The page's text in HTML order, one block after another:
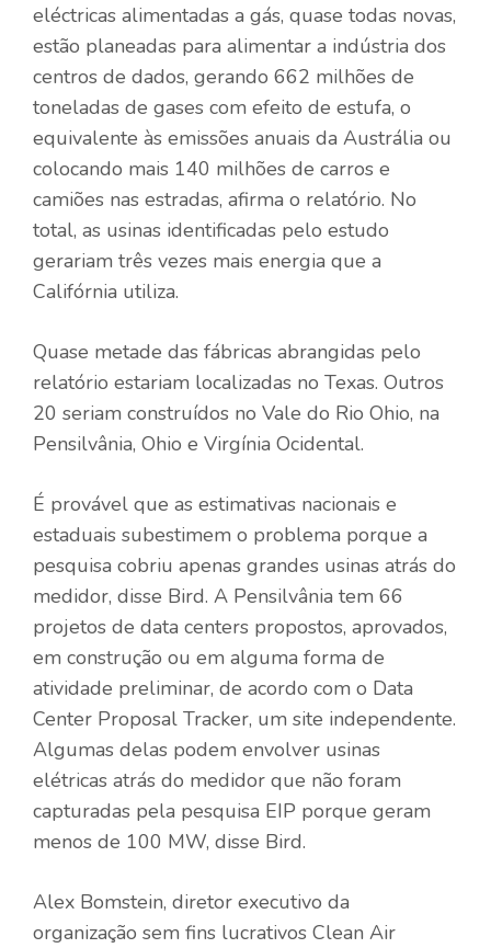
eléctricas alimentadas a gás, quase todas novas,
estão planeadas para alimentar a indústria dos
centros de dados, gerando 662 milhões de
toneladas de gases com efeito de estufa, o
equivalente às emissões anuais da Austrália ou
colocando mais 140 milhões de carros e
camiões nas estradas, afirma o relatório. No
total, as usinas identificadas pelo estudo
gerariam três vezes mais energia que a
Califórnia utiliza.
Quase metade das fábricas abrangidas pelo
relatório estariam localizadas no Texas. Outros
20 seriam construídos no Vale do Rio Ohio, na
Pensilvânia, Ohio e Virgínia Ocidental.
É provável que as estimativas nacionais e
estaduais subestimem o problema porque a
pesquisa cobriu apenas grandes usinas atrás do
medidor, disse Bird. A Pensilvânia tem 66
projetos de data centers propostos, aprovados,
em construção ou em alguma forma de
atividade preliminar, de acordo com o Data
Center Proposal Tracker, um site independente.
Algumas delas podem envolver usinas
elétricas atrás do medidor que não foram
capturadas pela pesquisa EIP porque geram
menos de 100 MW, disse Bird.
Alex Bomstein, diretor executivo da
organização sem fins lucrativos Clean Air